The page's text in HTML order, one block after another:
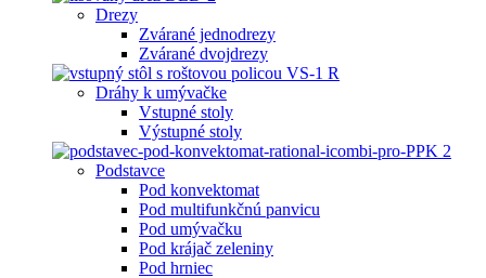
Drezy
Zvárané jednodrezy
Zvárané dvojdrezy
Dráhy k umývačke
Vstupné stoly
Výstupné stoly
Podstavce
Pod konvektomat
Pod multifunkčnú panvicu
Pod umývačku
Pod krájač zeleniny
Pod hrniec